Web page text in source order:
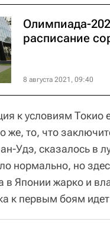
Олимпиада-
расписание
8 августа 2021, 09:40
к условиям Токио
же, то, что
Удэ, сказалось в
нормально, но
в Японии жарко и
к первым боям